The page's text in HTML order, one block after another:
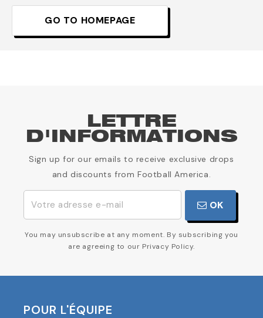
GO TO HOMEPAGE
LETTRE
D'INFORMATIONS
Sign up for our emails to receive exclusive drops
and discounts from Football America.
OK
You may unsubscribe at any moment. By subscribing you
are agreeing to our Privacy Policy.
POUR L'ÉQUIPE